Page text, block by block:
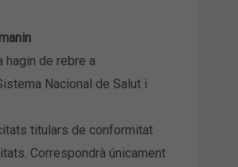
hagin de rebre a
Nacional de Salut i
titulars de conformitat
Correspondrà únicament